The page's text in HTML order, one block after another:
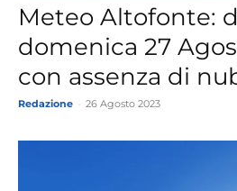
Meteo Altofonte:
domenica 27
con assenza di
Redazione 26 Agosto 2023